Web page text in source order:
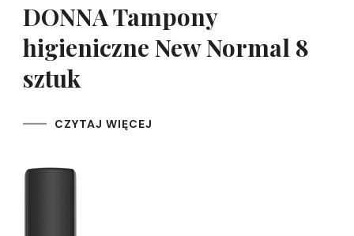
DONNA Tampony
higieniczne New Normal 8
sztuk
CZYTAJ WIĘCEJ